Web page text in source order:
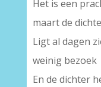
Het is een
maart de
Ligt al dagen
weinig bezoek
En de dichter